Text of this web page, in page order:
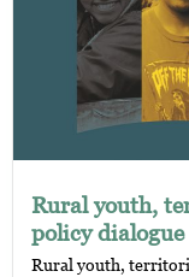
Rural youth,
policy
Rural youth,